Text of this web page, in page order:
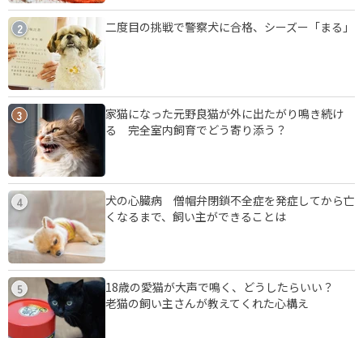
2 二度目の挑戦で警察犬に合格、シーズー「まる」
3
家猫になった元野良猫が外に出たがり鳴き続け
る 完全室内飼育でどう寄り添う？
4
犬の心臓病 僧帽弁閉鎖不全症を発症してから亡
くなるまで、飼い主ができることは
5
18歳の愛猫が大声で鳴く、どうしたらいい？
老猫の飼い主さんが教えてくれた心構え